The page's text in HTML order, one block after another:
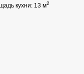
кухни: 13 м2